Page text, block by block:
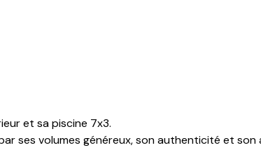
et sa piscine 7x3.
ses volumes généreux, son authenticité et son